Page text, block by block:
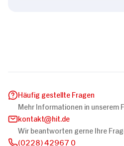
Häufig gestellte Fragen
Mehr Informationen in unserem
kontakt
hit.de
Wir beantworten gerne Ihre
(0228) 42967 0